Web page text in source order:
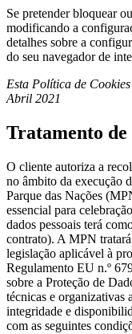
Se pretender bloquear
modificando a
detalhes sobre a
do seu navegador de
Esta Política de
Abril 2021
Tratamento de
O cliente autoriza a
no âmbito da execução
Parque das Nações
essencial para
dados pessoais terá
contrato). A MPN
legislação aplicável à
Regulamento EU n.º
sobre a Proteção de
técnicas e organizativas
integridade e
com as seguintes